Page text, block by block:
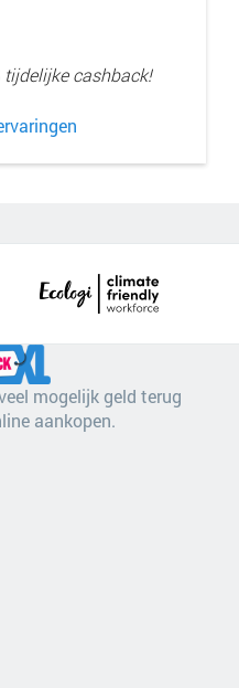
tijdelijke cashback!
mogelijk geld terug
aankopen.